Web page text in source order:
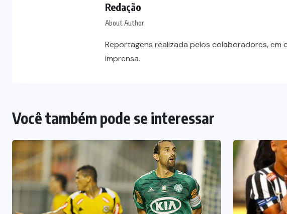
Redação
About Author
Reportagens realizada pelos colaboradores, em
imprensa.
Você também pode se interessar